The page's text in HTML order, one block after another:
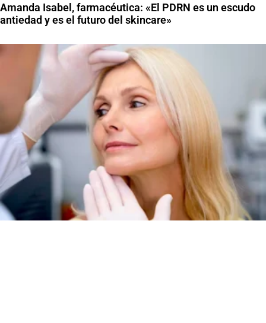
Amanda Isabel, farmacéutica: «El PDRN es un escudo
antiedad y es el futuro del skincare»